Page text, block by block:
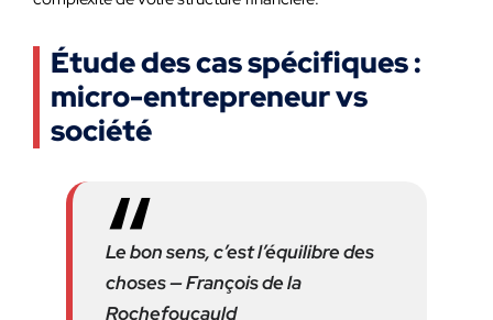
Étude des cas spécifiques :
micro-entrepreneur vs
société
Le bon sens, c’est l’équilibre des
choses — François de la
Rochefoucauld